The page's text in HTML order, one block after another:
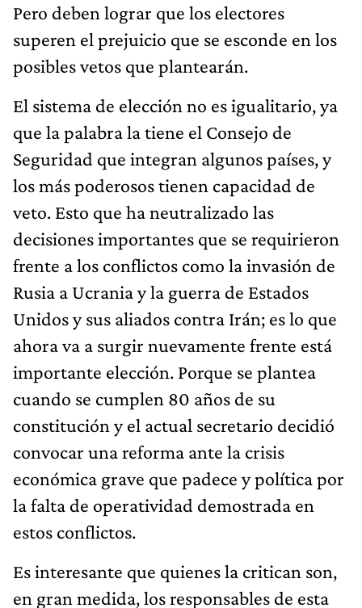
Pero deben lograr que los electores
superen el prejuicio que se esconde en los
posibles vetos que plantearán.
El sistema de elección no es igualitario, ya
que la palabra la tiene el Consejo de
Seguridad que integran algunos países, y
los más poderosos tienen capacidad de
veto. Esto que ha neutralizado las
decisiones importantes que se requirieron
frente a los conflictos como la invasión de
Rusia a Ucrania y la guerra de Estados
Unidos y sus aliados contra Irán; es lo que
ahora va a surgir nuevamente frente está
importante elección. Porque se plantea
cuando se cumplen 80 años de su
constitución y el actual secretario decidió
convocar una reforma ante la crisis
económica grave que padece y política por
la falta de operatividad demostrada en
estos conflictos.
Es interesante que quienes la critican son,
en gran medida, los responsables de esta